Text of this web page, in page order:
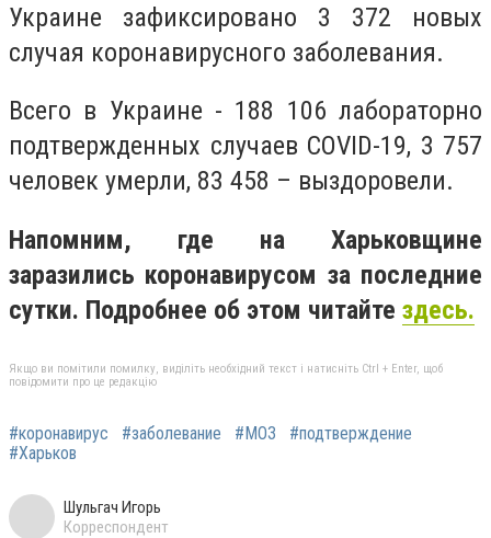
Украине зафиксировано 3 372 новых
случая коронавирусного заболевания.
Всего в Украине - 188 106 лабораторно
подтвержденных случаев COVID-19, 3 757
человек умерли, 83 458 – выздоровели.
Напомним, где на Харьковщине
заразились коронавирусом за последние
сутки. Подробнее об этом читайте здесь.
Якщо ви помітили помилку, виділіть необхідний текст і натисніть Ctrl + Enter, щоб
повідомити про це редакцію
#коронавирус #заболевание #МОЗ
#подтверждение
#Харьков
Шульгач Игорь
Корреспондент